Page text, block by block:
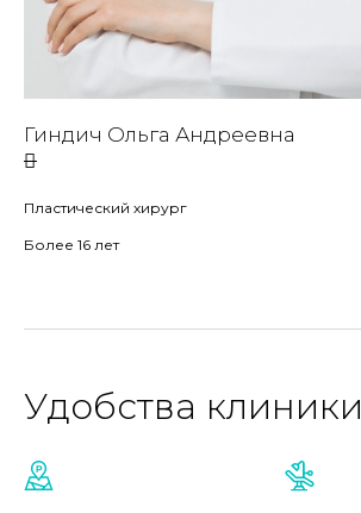
Гиндич Ольга Андреевна
Пластический хирург
Более 16 лет
Удобства клиники